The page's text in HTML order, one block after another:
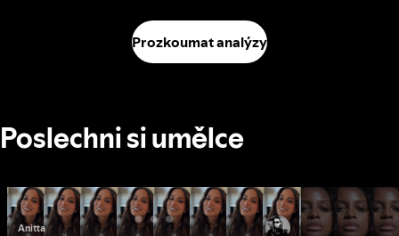
Prozkoumat analýzy
Poslechni si umělce
Anitta Fana Hues